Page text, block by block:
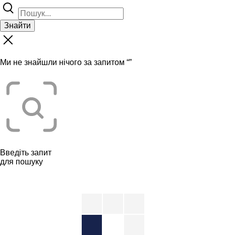
Знайти
Ми не знайшли нічого за запитом “”
Введіть запит
для пошуку